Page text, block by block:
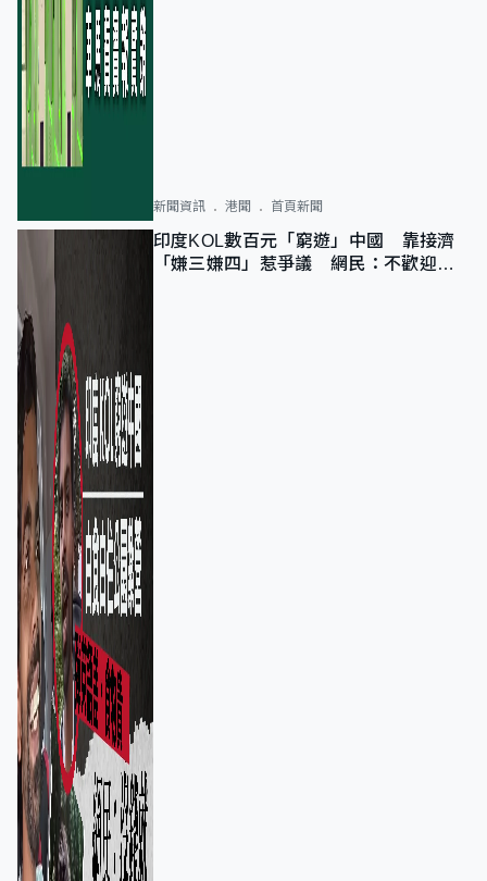
新聞資訊 港聞 首頁新聞
印度KOL數百元「窮遊」中國 靠接濟
「嫌三嫌四」惹爭議 網民：不歡迎劣